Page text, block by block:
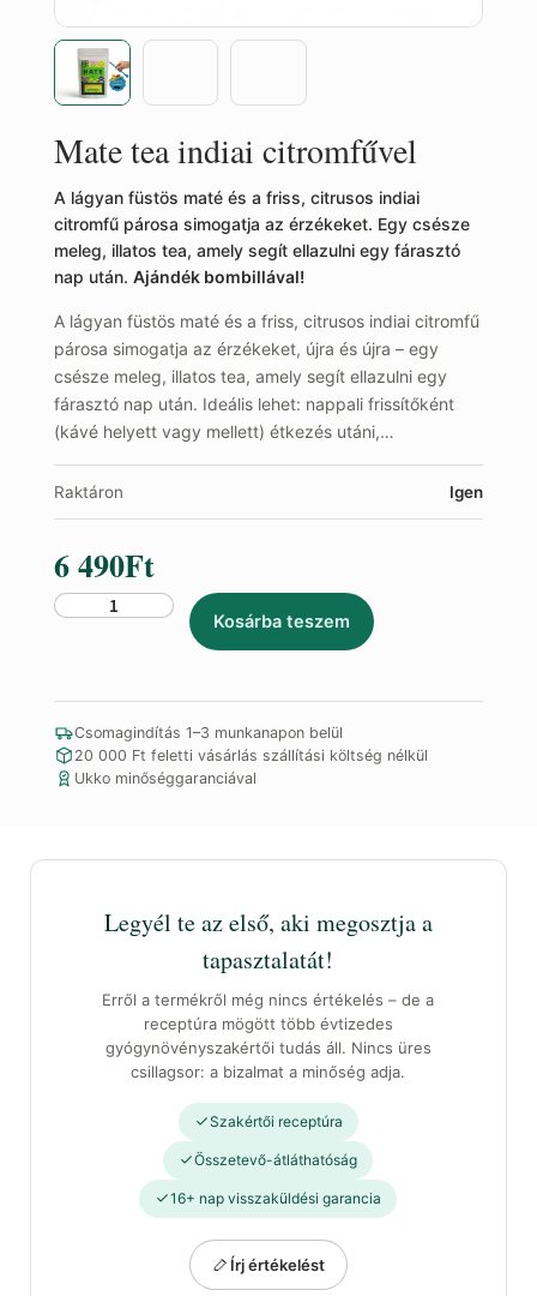
Mate tea indiai citromfűvel
A lágyan füstös maté és a friss, citrusos indiai
citromfű párosa simogatja az érzékeket. Egy csésze
meleg, illatos tea, amely segít ellazulni egy fárasztó
nap után.Ajándék bombillával!
A lágyan füstös maté és a friss, citrusos indiai citromfű
párosa simogatja az érzékeket, újra és újra – egy
csésze meleg, illatos tea, amely segít ellazulni egy
fárasztó nap után. Ideális lehet: nappali frissítőként
(kávé helyett vagy mellett) étkezés utáni,…
Raktáron Igen
6 490Ft
Mate
citromfűvel
mennyiség
Kosárba teszem
Csomagindítás 1–3 munkanapon belül
20 000 Ft feletti vásárlás szállítási költség nélkül
Ukko minőséggaranciával
Legyél te az első, aki megosztja a
tapasztalatát!
Erről a termékről még nincs értékelés – de a
receptúra mögött több évtizedes
gyógynövényszakértői tudás áll. Nincs üres
csillagsor: a bizalmat a minőség adja.
Szakértői receptúra
Összetevő-átláthatóság
16+ nap visszaküldési garancia
Írj értékelést